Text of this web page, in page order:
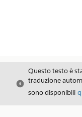
Chiudi
Questo testo è
traduzione
sono disponibili